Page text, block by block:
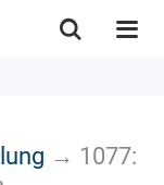
→ 1077: